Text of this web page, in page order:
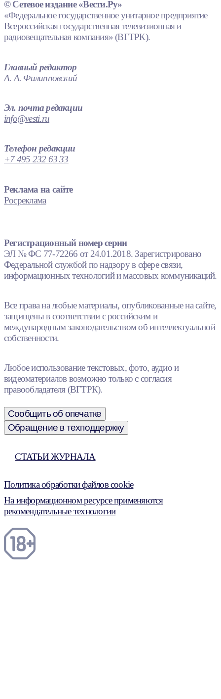
© Сетевое издание «Вести.Ру»
«Федеральное государственное унитарное предприятие
Всероссийская государственная телевизионная и
радиовещательная компания» (ВГТРК).
Главный редактор
А. А. Филипповский
Эл. почта редакции
info@vesti.ru
Телефон редакции
+7 495 232 63 33
Реклама на сайте
Росреклама
Регистрационный номер серии
ЭЛ № ФС 77-72266 от 24.01.2018. Зарегистрировано
Федеральной службой по надзору в сфере связи,
информационных технологий и массовых коммуникаций.
Все права на любые материалы, опубликованные на сайте,
защищены в соответствии с российским и
международным законодательством об интеллектуальной
собственности.
Любое использование текстовых, фото, аудио и
видеоматериалов возможно только с согласия
правообладателя (ВГТРК).
Сообщить об опечатке
Обращение в техподдержку
СТАТЬИ ЖУРНАЛА
Политика обработки файлов cookie
На информационном ресурсе применяются
рекомендательные технологии